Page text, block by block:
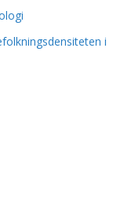
i